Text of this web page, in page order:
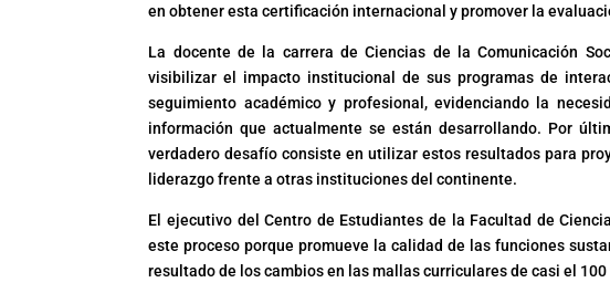
en obtener esta certificación internacional y promover la
La docente de la carrera de Ciencias de la Comunicación
visibilizar el impacto institucional de sus programas de
seguimiento académico y profesional, evidenciando la
información que actualmente se están desarrollando. Por
verdadero desafío consiste en utilizar estos resultados para
liderazgo frente a otras instituciones del continente.
El ejecutivo del Centro de Estudiantes de la Facultad de
este proceso porque promueve la calidad de las funciones
resultado de los cambios en las mallas curriculares de casi el 100